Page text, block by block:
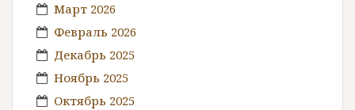
Март 2026
Февраль 2026
Декабрь 2025
Ноябрь 2025
Октябрь 2025